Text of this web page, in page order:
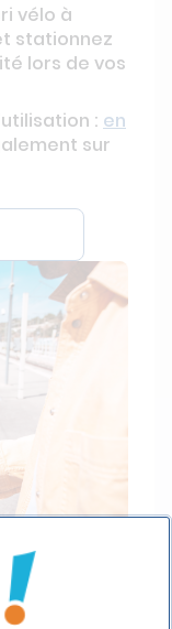
vélo à
stationnez
lors de vos
: en
sur